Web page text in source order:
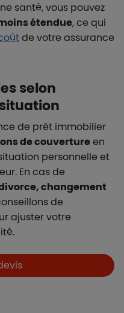
santé, vous pouvez
étendue, ce qui
de votre assurance
selon
de prêt immobilier
de couvertureen
personnelle et
En cas de
changement
de
ajuster votre